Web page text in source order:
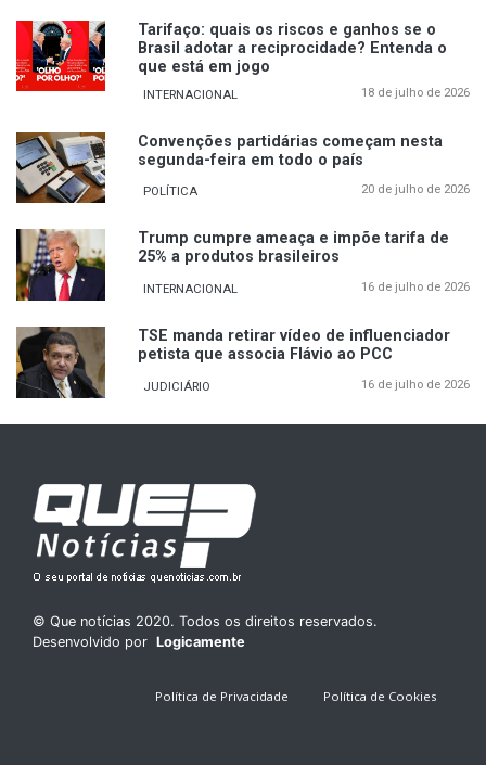
Tarifaço: quais os riscos e ganhos se o
Brasil adotar a reciprocidade? Entenda o
que está em jogo
INTERNACIONAL 18 de julho de 2026
Convenções partidárias começam nesta
segunda-feira em todo o país
POLÍTICA 20 de julho de 2026
Trump cumpre ameaça e impõe tarifa de
25% a produtos brasileiros
INTERNACIONAL 16 de julho de 2026
TSE manda retirar vídeo de influenciador
petista que associa Flávio ao PCC
JUDICIÁRIO 16 de julho de 2026
© Que notícias 2020. Todos os direitos reservados.
Desenvolvido por Logicamente
Política de Privacidade Política de Cookies